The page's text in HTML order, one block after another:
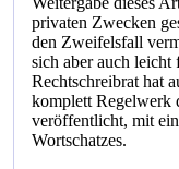
privaten Zwecken
den Zweifelsfall
sich aber auch
Rechtschreibrat hat
komplett Regelwerk
veröffentlicht, mit
Wortschatzes.